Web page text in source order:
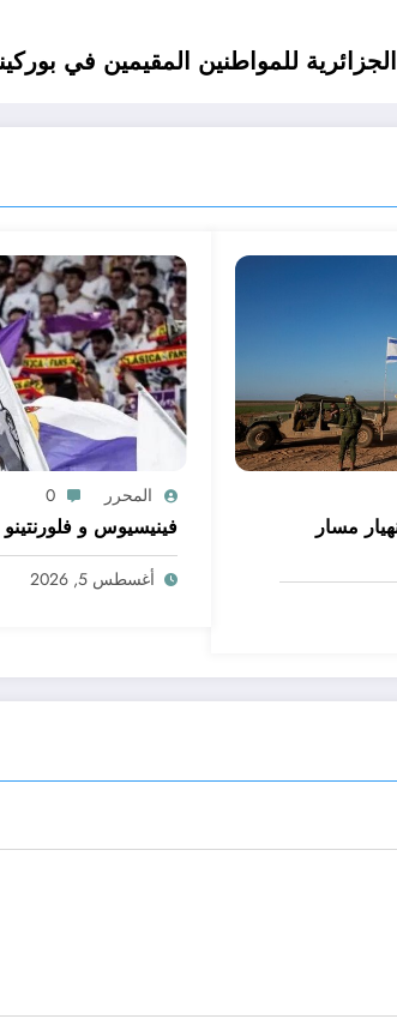
مسار
المحرر 0
فينيسيوس و
أغسطس 5, 2026